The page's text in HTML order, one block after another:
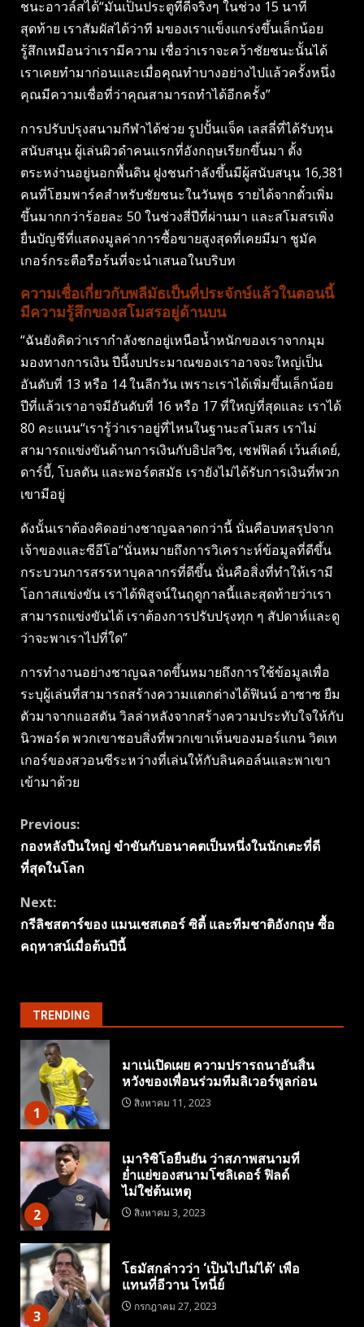
ชนะอาวล์สได้“มันเป็นประตูที่ดีจริงๆ ในช่วง 15 นาที
สุดท้าย เราสัมผัสได้ว่าที มของเราแข็งแกร่งขึ้นเล็กน้อย
รู้สึกเหมือนว่าเรามีความ เชื่อว่าเราจะคว้าชัยชนะนั้นได้
เราเคยทำมาก่อนและเมื่อคุณทำบางอย่างไปแล้วครั้งหนึ่ง
คุณมีความเชื่อที่ว่าคุณสามารถทำได้อีกครั้ง”
การปรับปรุงสนามกีฬาได้ช่วย รูปปั้นแจ็ค เลสลี่ที่ได้รับทุน
สนับสนุน ผู้เล่นผิวดำคนแรกที่อังกฤษเรียกขึ้นมา ตั้ง
ตระหง่านอยู่นอกพื้นดิน ฝูงชนกำลังขึ้นมีผู้สนับสนุน 16,381
คนที่โฮมพาร์คสำหรับชัยชนะในวันพุธ รายได้จากตั๋วเพิ่ม
ขึ้นมากกว่าร้อยละ 50 ในช่วงสี่ปีที่ผ่านมา และสโมสรเพิ่ง
ยื่นบัญชีที่แสดงมูลค่าการซื้อขายสูงสุดที่เคยมีมา ชูมัค
เกอร์กระตือรือร้นที่จะนำเสนอในบริบท
ความเชื่อเกี่ยวกับพลีมัธเป็นที่ประจักษ์แล้วในตอนนี้
มีความรู้สึกของสโมสรอยู่ด้านบน
“ฉันยังคิดว่าเรากำลังชกอยู่เหนือน้ำหนักของเราจากมุม
มองทางการเงิน ปีนี้งบประมาณของเราอาจจะใหญ่เป็น
อันดับที่ 13 หรือ 14 ในลีกวัน เพราะเราได้เพิ่มขึ้นเล็กน้อย
ปีที่แล้วเราอาจมีอันดับที่ 16 หรือ 17 ที่ใหญ่ที่สุดและ เราได้
80 คะแนน“เรารู้ว่าเราอยู่ที่ไหนในฐานะสโมสร เราไม่
สามารถแข่งขันด้านการเงินกับอิปสวิช, เชฟฟิลด์ เว้นส์เดย์,
ดาร์บี้, โบลตัน และพอร์ตสมัธ เรายังไม่ได้รับการเงินที่พวก
เขามีอยู่
ดังนั้นเราต้องคิดอย่างชาญฉลาดกว่านี้ นั่นคือบทสรุปจาก
เจ้าของและซีอีโอ“นั่นหมายถึงการวิเคราะห์ข้อมูลที่ดีขึ้น
กระบวนการสรรหาบุคลากรที่ดีขึ้น นั่นคือสิ่งที่ทำให้เรามี
โอกาสแข่งขัน เราได้พิสูจน์ในฤดูกาลนี้และสุดท้ายว่าเรา
สามารถแข่งขันได้ เราต้องการปรับปรุงทุก ๆ สัปดาห์และดู
ว่าจะพาเราไปที่ใด”
การทำงานอย่างชาญฉลาดขึ้นหมายถึงการใช้ข้อมูลเพื่อ
ระบุผู้เล่นที่สามารถสร้างความแตกต่างได้ฟินน์ อาซาซ ยืม
ตัวมาจากแอสตัน วิลล่าหลังจากสร้างความประทับใจให้กับ
นิวพอร์ต พวกเขาชอบสิ่งที่พวกเขาเห็นของมอร์แกน วิตเท
เกอร์ของสวอนซีระหว่างที่เล่นให้กับลินคอล์นและพาเขา
เข้ามาด้วย
Continue
Reading
Previous:
กองหลังปืนใหญ่ ขําขันกับอนาคตเป็นหนึ่งในนักเตะที่ดี
ที่สุดในโลก
Next:
กรีลิชสตาร์ของ แมนเชสเตอร์ ซิตี้ และทีมชาติอังกฤษ ซื้อ
คฤหาสน์เมื่อต้นปีนี้
TRENDING
1
มาเน่เปิดเผย ความปรารถนาอันสิ้น
หวังของเพื่อนร่วมทีมลิเวอร์พูลก่อน
สิงหาคม 11, 2023
2
เมาริซิโอยืนยัน ว่าสภาพสนามที่
ย่ำแย่ของสนามโซลิเดอร์ ฟิลด์
ไม่ใช่ต้นเหตุ
สิงหาคม 3, 2023
3
โธมัสกล่าวว่า ‘เป็นไปไม่ได้’ เพื่อ
แทนที่อีวาน โทนี่ย์
กรกฎาคม 27, 2023